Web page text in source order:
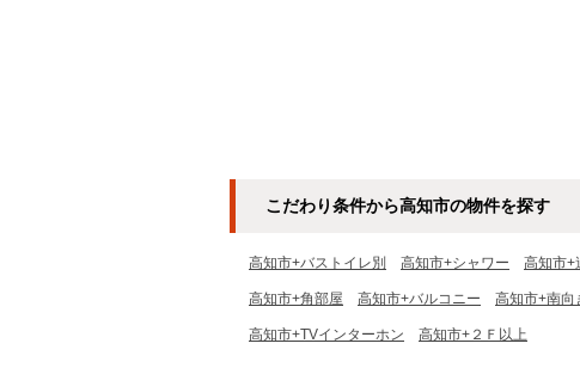
こだわり条件から高知市の物件を探す
高知市+バストイレ別 高知市+シャワー 高知市+
高知市+角部屋 高知市+バルコニー 高知市+南向
高知市+TVインターホン 高知市+２Ｆ以上